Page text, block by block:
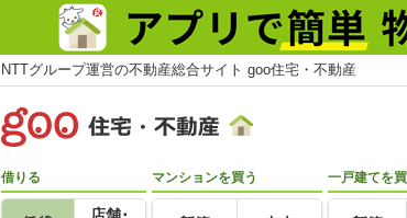
NTTグループ運営の不動産総合サイト goo住宅・不動産
借りる マンションを買う 一戸建てを